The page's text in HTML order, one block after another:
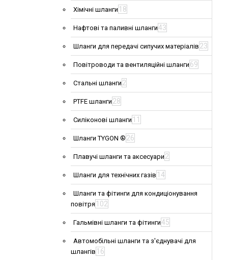
Хімічні шланги 18
Нафтові та паливні шланги43
Шланги для передачі сипучих матеріалів 23
Повітроводи та вентиляційні шланги 69
Стальні шланги 2
PTFE шланги 28
Силіконові шланги 11
Шланги TYGON ® 26
Плавучі шланги та аксесуари 2
Шланги для технічних газів 14
Шланги та фітинги для кондиціонування
повітря 102
Гальмівні шланги та фітинги45
Автомобільні шланги та з'єднувачі для
шлангів 16